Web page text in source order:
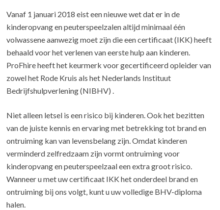
Vanaf 1 januari 2018 eist een nieuwe wet dat er in de
kinderopvang en peuterspeelzalen altijd minimaal één
volwassene aanwezig moet zijn die een certificaat (IKK) heeft
behaald voor het verlenen van eerste hulp aan kinderen.
ProFhire heeft het keurmerk voor gecertificeerd opleider van
zowel het Rode Kruis als het Nederlands Instituut
Bedrijfshulpverlening (NIBHV) .
Niet alleen letsel is een risico bij kinderen. Ook het bezitten
van de juiste kennis en ervaring met betrekking tot brand en
ontruiming kan van levensbelang zijn. Omdat kinderen
verminderd zelfredzaam zijn vormt ontruiming voor
kinderopvang en peuterspeelzaal een extra groot risico.
Wanneer u met uw certificaat IKK het onderdeel brand en
ontruiming bij ons volgt, kunt u uw volledige BHV-diploma
halen.